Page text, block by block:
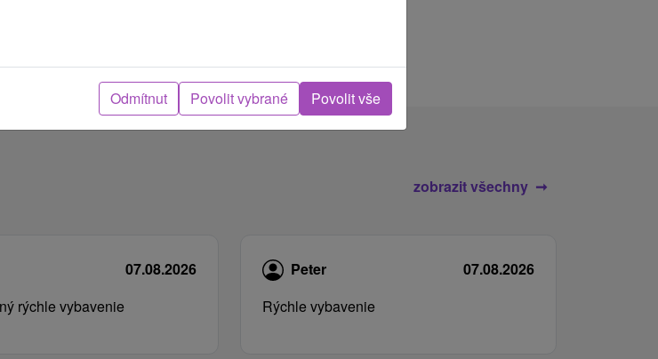
zobrazit všechny
07.08.2026
rýchle vybavenie
Peter
07.08.2026
Rýchle vybavenie
Odmítnut Povolit vybrané Povolit vše